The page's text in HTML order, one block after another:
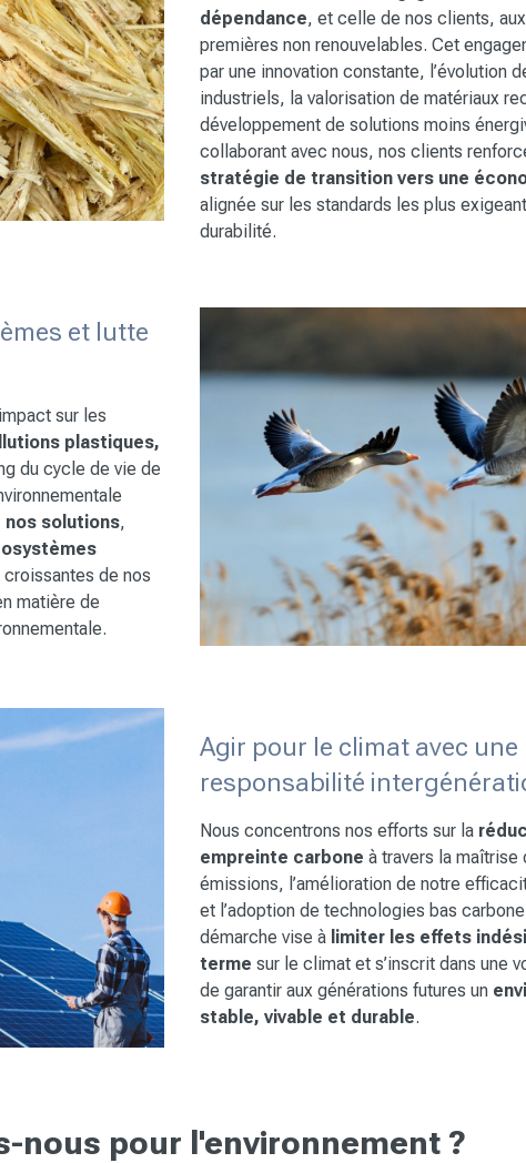
dépendance, et celle de nos clients,
premières non renouvelables. Cet
par une innovation constante, l’évolution
industriels, la valorisation de matériaux
développement de solutions moins
collaborant avec nous, nos clients
stratégie de transition vers une
alignée sur les standards les plus
durabilité.
et lutte
sur les
plastiques,
du cycle de vie de
nos solutions,
de nos
matière de
Agir pour le climat avec une
responsabilité
Nous concentrons nos efforts sur la
empreinte carbone à travers la maîtrise
émissions, l’amélioration de notre
et l’adoption de technologies bas
démarche vise à limiter les effets
terme sur le climat et s’inscrit dans une
de garantir aux générations futures un
stable, vivable et durable.
nous pour l'environnement ?